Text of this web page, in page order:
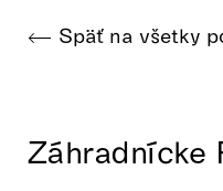
Späť na všetky
Záhradnícke